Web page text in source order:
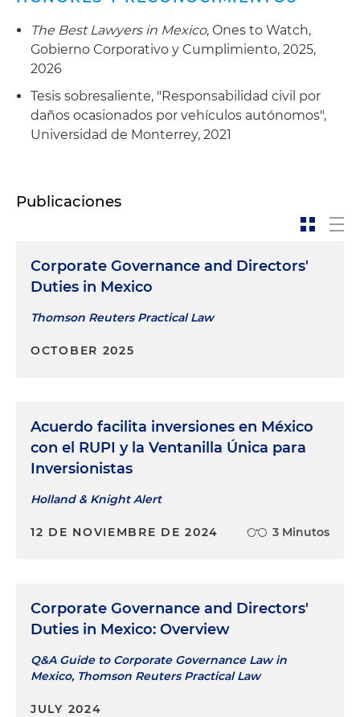
The Best Lawyers in Mexico, Ones to Watch,
Gobierno Corporativo y Cumplimiento, 2025,
2026
Tesis sobresaliente, "Responsabilidad civil por
daños ocasionados por vehículos autónomos",
Universidad de Monterrey, 2021
Publicaciones
Corporate Governance and Directors'
Duties in Mexico
Thomson Reuters Practical Law
OCTOBER 2025
Acuerdo facilita inversiones en México
con el RUPI y la Ventanilla Única para
Inversionistas
Holland & Knight Alert
12 DE NOVIEMBRE DE 2024 3 Minutos
Corporate Governance and Directors'
Duties in Mexico: Overview
Q&A Guide to Corporate Governance Law in
Mexico, Thomson Reuters Practical Law
JULY 2024